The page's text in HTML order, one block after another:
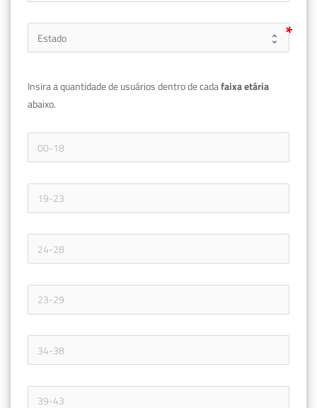
Insira a quantidade de usuários dentro de cada
abaixo.